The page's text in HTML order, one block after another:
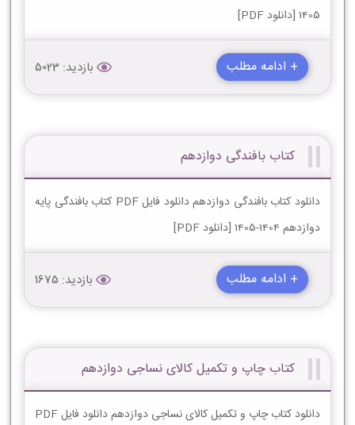
1405 [دانلود PDF]
+ ادامه مطلب بازدید: 5023
کتاب بافندگی دوازدهم
دانلود کتاب بافندگی دوازدهم دانلود فایل PDF کتاب بافندگی پایه
دوازدهم 1404-1405 [دانلود PDF]
+ ادامه مطلب بازدید: 1675
کتاب چاپ و تکمیل کالای نساجی دوازدهم
دانلود کتاب چاپ و تکمیل کالای نساجی دوازدهم دانلود فایل PDF